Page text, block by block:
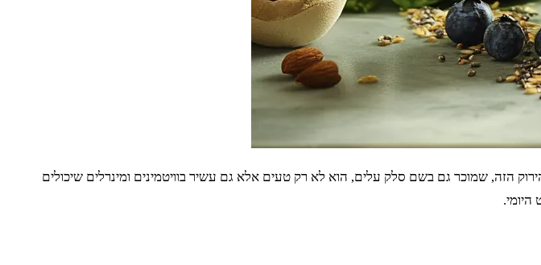
שמוכר גם בשם סלק עלים, הוא לא רק טעים אלא גם עשיר בוויטמינים ומינרלים שיכולים